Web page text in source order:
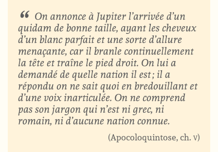
On annonce à Jupiter l’arrivée d’un
quidam de bonne taille, ayant les cheveux
d’un blanc parfait et une sorte d’allure
menaçante, car il branle continuellement
la tête et traîne le pied droit. On lui a
demandé de quelle nation il est ; il a
répondu on ne sait quoi en bredouillant et
d’une voix inarticulée. On ne comprend
pas son jargon qui n’est ni grec, ni
romain, ni d’aucune nation connue.
Apocoloquintose, ch. v